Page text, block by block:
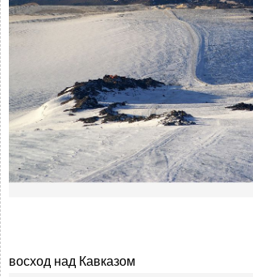
восход над Кавказом